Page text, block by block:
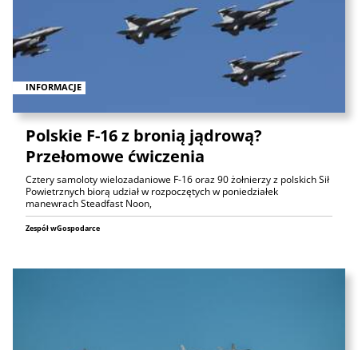
INFORMACJE
Polskie F-16 z bronią jądrową?
Przełomowe ćwiczenia
Cztery samoloty wielozadaniowe F-16 oraz 90 żołnierzy z polskich Sił
Powietrznych biorą udział w rozpoczętych w poniedziałek
manewrach Steadfast Noon,
Zespół wGospodarce